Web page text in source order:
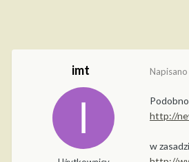
imt Napisano
http://
w